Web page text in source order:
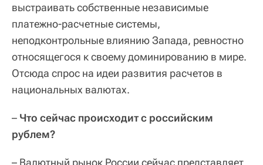
выстраивать собственные независимые
платежно-расчетные системы,
неподконтрольные влиянию Запада, ревностно
относящегося к своему доминированию в мире.
Отсюда спрос на идеи развития расчетов в
национальных валютах.
– Что сейчас происходит с российским
рублем?
– Валютный рынок России сейчас представляет